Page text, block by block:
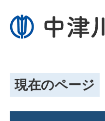
現在のページ